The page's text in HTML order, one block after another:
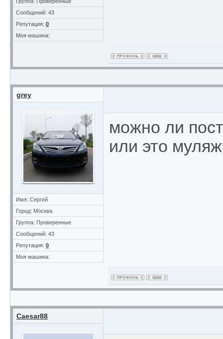
Сообщений: 43
Репутация: 0
Моя машина:
grey
Имя: Сергей
Город: Москва
Группа: Проверенные
Сообщений: 43
Репутация: 0
Моя машина:
можно ли
или это
Caesar88